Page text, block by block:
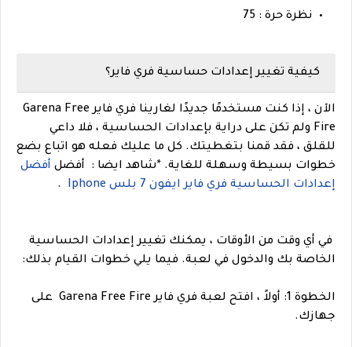
نظرة حرة : 75
كيفية تغيير إعدادات حساسية فري فاير؟
الآن ، إذا كنت مستخدمًا جديدًا لغارينا فري فاير Garena Free
Fire ولم تكن على دراية بإعدادات الحساسية ، فلا داعي
للقلق ، فقد قمنا بتغطيتك. كل ما عليك فعله هو اتباع بضع
خطوات بسيطة وسهلة للغاية. *شاهد ايضا : أفضل أفضل
إعدادات الحساسية فري فاير ايفون 7 بلس Iphone
.
في أي وقت من الأوقات ، يمكنك تغيير إعدادات الحساسية
الخاصة بك والدخول في لعبة. فيما يلي خطوات القيام بذلك:
الخطوة 1: أولاً ، افتح لعبة فري فاير Garena Free Fire على
جهازك.